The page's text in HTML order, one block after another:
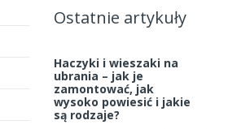
Ostatnie artykuły
Haczyki i wieszaki na
ubrania – jak je
zamontować, jak
wysoko powiesić i jakie
są rodzaje?